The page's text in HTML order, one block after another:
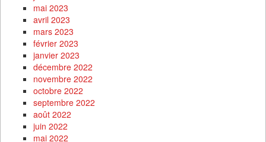
mai 2023
avril 2023
mars 2023
février 2023
janvier 2023
décembre 2022
novembre 2022
octobre 2022
septembre 2022
août 2022
juin 2022
mai 2022